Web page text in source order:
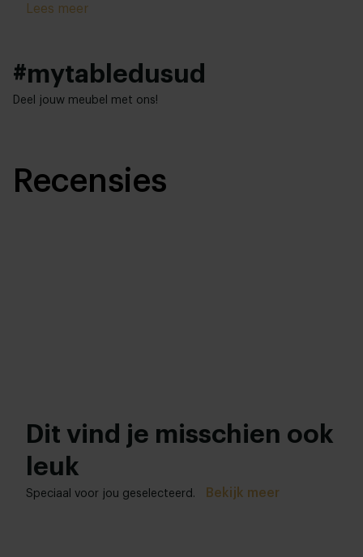
willen gewoon het beste voor jou. Simpel toch?
Lees meer
#mytabledusud
Deel jouw meubel met ons!
Recensies
Dit vind je misschien ook
leuk
Speciaal voor jou geselecteerd. Bekijk meer